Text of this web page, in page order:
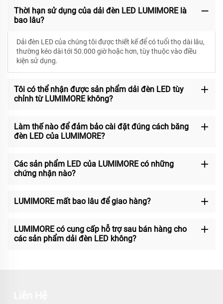
Thời hạn sử dụng của dải đèn LED LUMIMORE là
bao lâu?
Dải đèn LED của chúng tôi được thiết kế để cótuổi thọ dài lâu,
thường kéo dài tới 50.000 giờ hoặc hơn, tùy thuộc vào điều
kiện sử dụng.
Tôi có thể nhận được sản phẩm dải đèn LED tùy
chỉnh từ LUMIMORE không?
Làm thế nào để đảm bảo cài đặt đúng cách băng
đèn LED của LUMIMORE?
Các sản phẩm LED của LUMIMORE có những
chứng nhận nào?
LUMIMORE mất bao lâu để giao hàng?
LUMIMORE có cung cấp hỗ trợ sau bán hàng cho
các sản phẩm dải đèn LED không?